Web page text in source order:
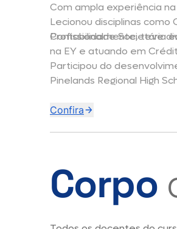
Com ampla experiência
Lecionou disciplinas
Contabilidade Societária
Profissionalmente, teve
na EY e atuando em
Participou do
Pinelands Regional High
Confira
Corpo